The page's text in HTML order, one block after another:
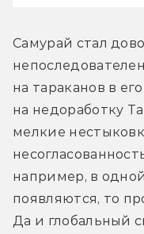
Самурай стал
на тараканов в
на недоработку
мелкие
например, в
появляются, то
Да и глобальный